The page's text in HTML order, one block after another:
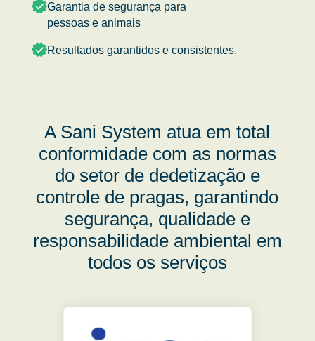
Garantia de segurança para
pessoas e animais
Resultados garantidos e consistentes.
A Sani System atua em total
conformidade com as normas
do setor de dedetização e
controle de pragas, garantindo
segurança, qualidade e
responsabilidade ambiental em
todos os serviços